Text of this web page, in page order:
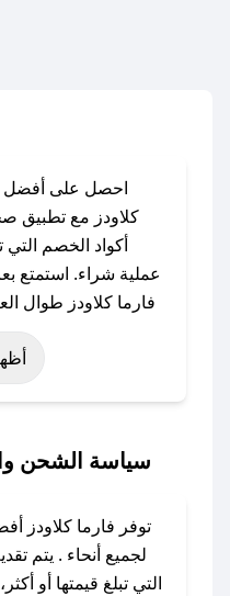
احصل على أفضل
كلاودز مع تطبيق
أكواد الخصم
عملية شراء.
فارما كلاودز طوال
عيد الفطر، عيد
نوفمبر)، رمضان،
باستخدام تطبيق
الكوبون، تواصل معنا
سياسة الشحن
توفر فارما كلاودز
لجميع أنحاء . يتم
التي تبلغ قيمتها أو